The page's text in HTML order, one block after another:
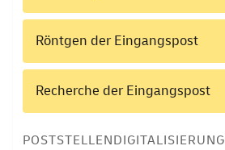
Röntgen der Eingangspost
Recherche der Eingangspost
POSTSTELLENDIGITALISIERUNG